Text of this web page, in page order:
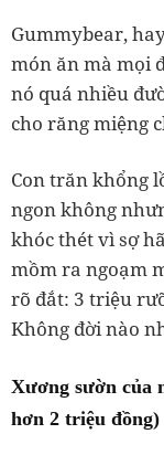
Gummybear,
món ăn mà mọi
nó quá nhiều
cho răng miệng
Con trăn khổng
ngon không
khóc thét vì sợ
mồm ra ngoạm
rõ đắt: 3 triệu
Không đời nào
Xương sườn của
hơn 2 triệu đồng)